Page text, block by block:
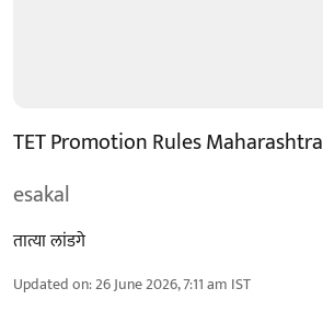
TET Promotion Rules Maharashtra
esakal
तात्या लांडगे
Updated on:26 June 2026, 7:11 am IST